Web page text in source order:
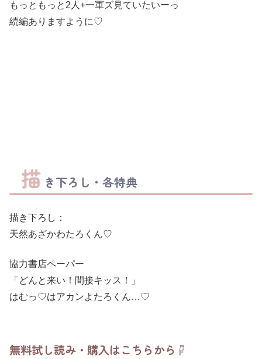
もっともっと2人+一軍ズ見ていたいーっ
続編ありますように♡
描 き下ろし・各特典
描き下ろし：
天然あざかわたろくん♡
協力書店ペーパー
「どんと来い！間接キッス！」
はむっ♡はアカンよたろくん…♡
無料試し読み・購入はこちらから☟